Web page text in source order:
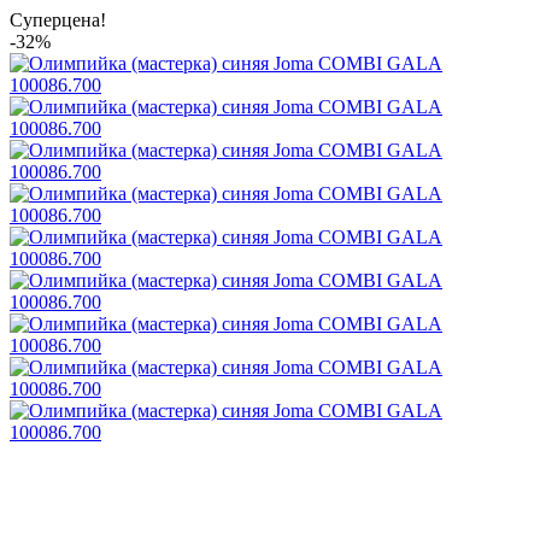
Суперцена!
-32%